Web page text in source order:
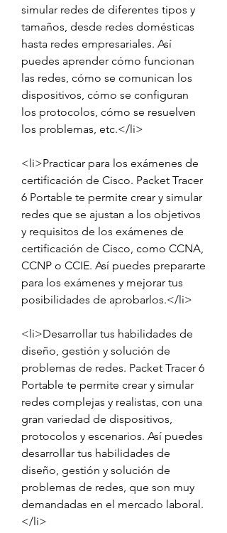
simular redes de diferentes tipos y
tamaños, desde redes domésticas
hasta redes empresariales. Así
puedes aprender cómo funcionan
las redes, cómo se comunican los
dispositivos, cómo se configuran
los protocolos, cómo se resuelven
los problemas, etc.</li>
<li>Practicar para los exámenes de
certificación de Cisco. Packet Tracer
6 Portable te permite crear y simular
redes que se ajustan a los objetivos
y requisitos de los exámenes de
certificación de Cisco, como CCNA,
CCNP o CCIE. Así puedes prepararte
para los exámenes y mejorar tus
posibilidades de aprobarlos.</li>
<li>Desarrollar tus habilidades de
diseño, gestión y solución de
problemas de redes. Packet Tracer 6
Portable te permite crear y simular
redes complejas y realistas, con una
gran variedad de dispositivos,
protocolos y escenarios. Así puedes
desarrollar tus habilidades de
diseño, gestión y solución de
problemas de redes, que son muy
demandadas en el mercado laboral.
</li>